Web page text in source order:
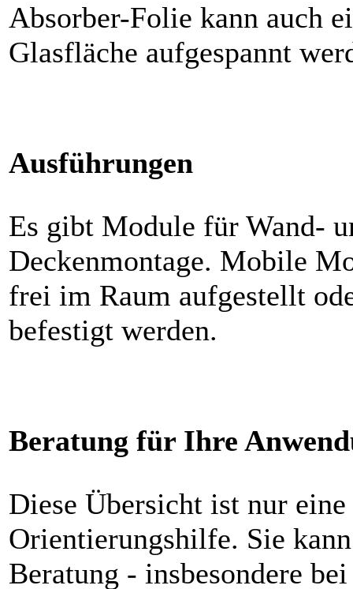
Absorber-Folie kann auch
Glasfläche aufgespannt
Ausführungen
Es gibt Module für Wand-
Deckenmontage. Mobile
frei im Raum aufgestellt
befestigt werden.
Beratung für Ihre
Diese Übersicht ist nur eine
Orientierungshilfe. Sie
Beratung - insbesondere